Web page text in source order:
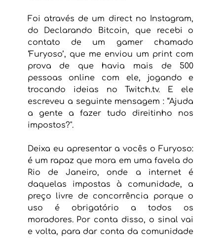
Foi através de um direct no Instagram,
do Declarando Bitcoin, que recebi o
contato de um gamer chamado
‘Furyoso’, que me enviou um print com
prova de que havia mais de 500
pessoas online com ele, jogando e
trocando ideias no Twitch.tv. E ele
escreveu a seguinte mensagem : “Ajuda
a gente a fazer tudo direitinho nos
impostos?".
Deixa eu apresentar a vocês o Furyoso:
é um rapaz que mora em uma favela do
Rio de Janeiro, onde a internet é
daquelas impostas à comunidade, a
preço livre de concorrência porque o
uso é obrigatório a todos os
moradores. Por conta disso, o sinal vai
e volta, para dar conta da comunidade